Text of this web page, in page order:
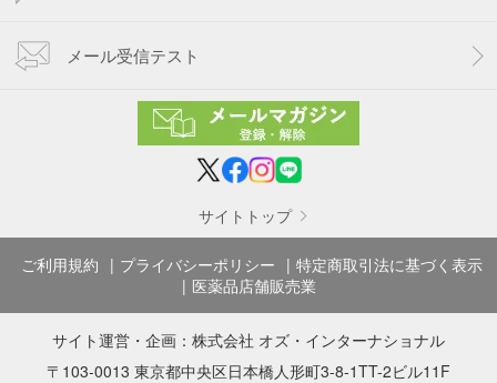
メール受信テスト
サイトトップ
ご利用規約 プライバシーポリシー
特定商取引法に基づく表示
医薬品店舗販売業
サイト運営・企画： 株式会社 オズ・インターナショナル
〒103-0013 東京都中央区日本橋人形町3-8-1TT-2ビル11F